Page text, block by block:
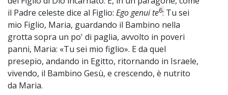
il Padre celeste dice al Figlio: Ego genui te6: Tu sei
mio Figlio, Maria, guardando il Bambino nella
grotta sopra un po' di paglia, avvolto in poveri
panni, Maria: «Tu sei mio figlio». E da quel
presepio, andando in Egitto, ritornando in Israele,
vivendo, il Bambino Gesù, e crescendo, è nutrito
da Maria.